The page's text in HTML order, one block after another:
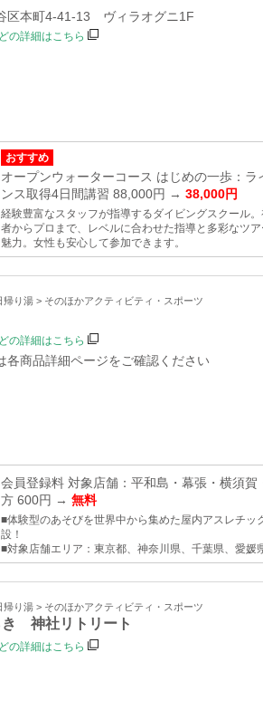
区本町4-41-13 ヴィラオグニ1F
の詳細はこちら
おすすめ
オープンウォーターコース はじめの一歩：ラ
ンス取得4日間講習 88,000円 → 38,000円
経験豊富なスタッフが指導するダイビングスクール
者からプロまで、レベルに合わせた指導と多彩なツ
魅力。女性も安心して参加できます。
帰り湯 > そのほかアクティビティ・スポーツ
の詳細はこちら
各商品詳細ページをご確認ください
会員登録料 対象店舗：平和島・幕張・横須賀
方 600円 → 無料
■体験型のあそびを世界中から集めた屋内アスレチッ
設！
■対象店舗エリア：東京都、神奈川県、千葉県、愛媛
帰り湯 > そのほかアクティビティ・スポーツ
き 神社リトリート
の詳細はこちら